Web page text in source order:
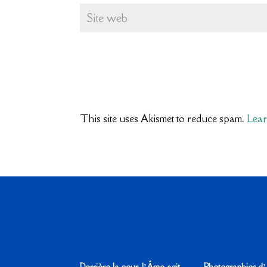
This site uses Akismet to reduce spam.